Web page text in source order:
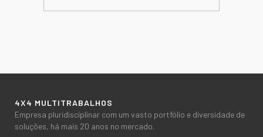
4X4 MULTITRABALHOS
Empresa pluridisciplinar com um vasto portfólio e diversidade de
soluções, há mais 20 anos no mercado.